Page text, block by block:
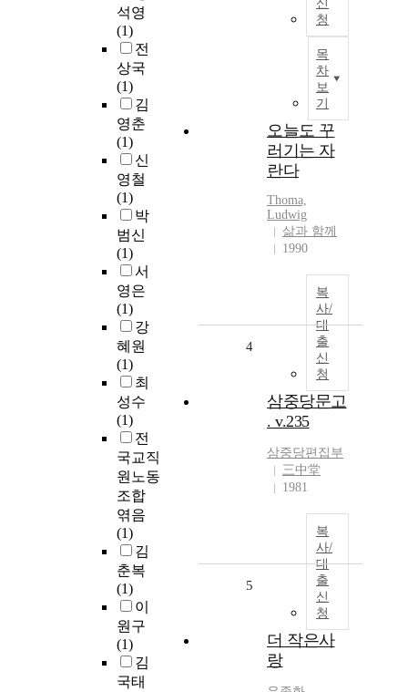
석영
(1)
전
상국
(1)
김
영춘
(1)
신
영철
(1)
박
범신
(1)
서
영은
(1)
강
혜원
(1)
최
성수
(1)
전
국교직
원노동
조합
엮음
(1)
김
춘복
(1)
이
원구
(1)
김
국태
신
청
목
차
보
기
오늘도 꾸
러기는 자
란다
Thoma,
Ludwig
삶과 함께
1990
복
사/
대
출
신
청
4
삼중당문고
. v.235
삼중당편집부
三中堂
1981
복
사/
대
출
신
청
5
더 작은사
랑